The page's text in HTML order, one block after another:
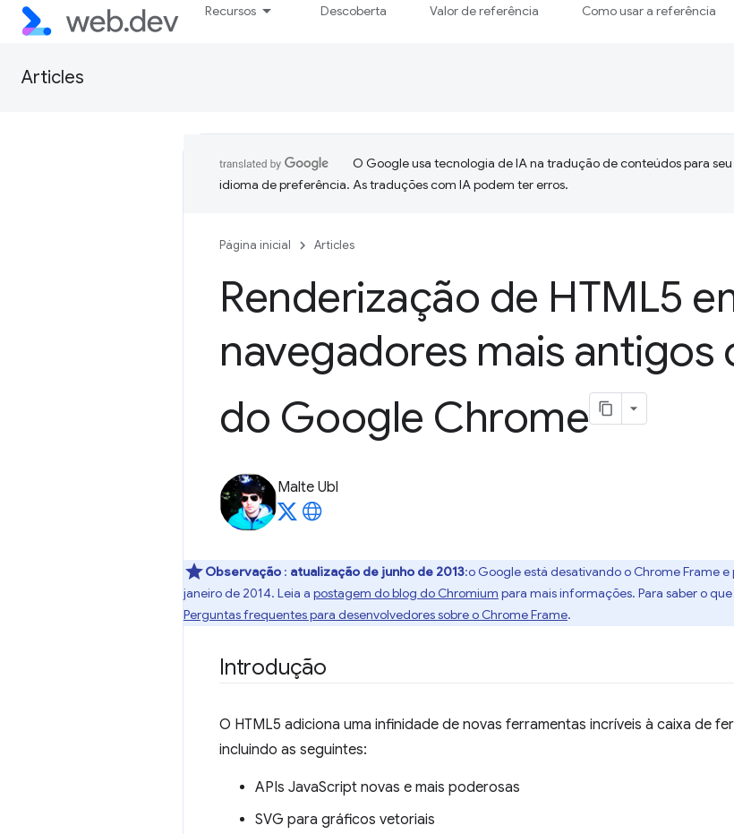
Recursos Descoberta Valor de referência Como usar a referência
Articles
O Google usa tecnologia de IA na tradução de conteúdos para seu
idioma de preferência. As traduções com IA podem ter erros.
Página inicial Articles
Renderização de HTML5
navegadores mais antigos
do Google Chrome
Malte Ubl
Observação : atualização de junho de 2013:o Google está desativando o Chrome Frame
janeiro de 2014. Leia a postagem do blog do Chromium para mais informações. Para saber o
Perguntas frequentes para desenvolvedores sobre o Chrome Frame.
Introdução
O HTML5 adiciona uma infinidade de novas ferramentas incríveis à caixa de
incluindo as seguintes:
APIs JavaScript novas e mais poderosas
SVG para gráficos vetoriais